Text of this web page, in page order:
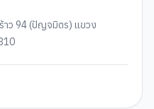
าว 94 (ปัญจมิตร) แขวง